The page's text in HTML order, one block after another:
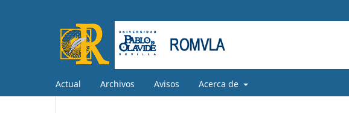
Actual Archivos Avisos Acerca de